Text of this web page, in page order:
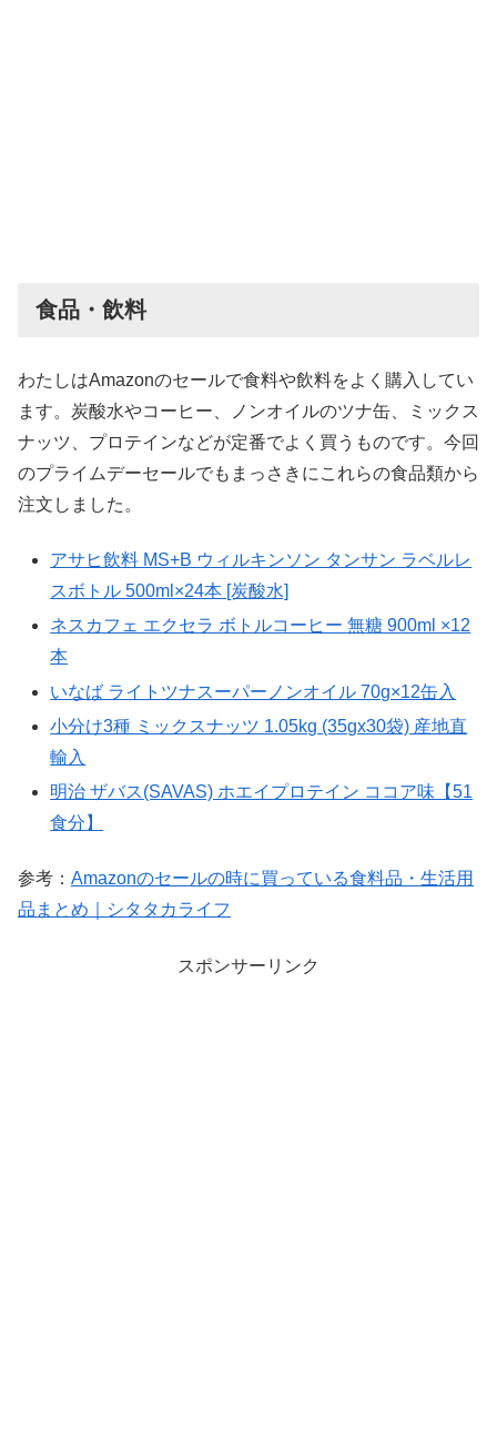
食品・飲料
わたしはAmazonのセールで食料や飲料をよく購入してい
ます。炭酸水やコーヒー、ノンオイルのツナ缶、ミックス
ナッツ、プロテインなどが定番でよく買うものです。今回
のプライムデーセールでもまっさきにこれらの食品類から
注文しました。
アサヒ飲料 MS+B ウィルキンソン タンサン ラベルレ
スボトル 500ml×24本 [炭酸水]
ネスカフェ エクセラ ボトルコーヒー 無糖 900ml ×12
本
いなば ライトツナスーパーノンオイル 70g×12缶入
小分け3種 ミックスナッツ 1.05kg (35gx30袋) 産地直
輸入
明治 ザバス(SAVAS) ホエイプロテイン ココア味【51
食分】
参考： Amazonのセールの時に買っている食料品・生活用
品まとめ｜シタタカライフ
スポンサーリンク